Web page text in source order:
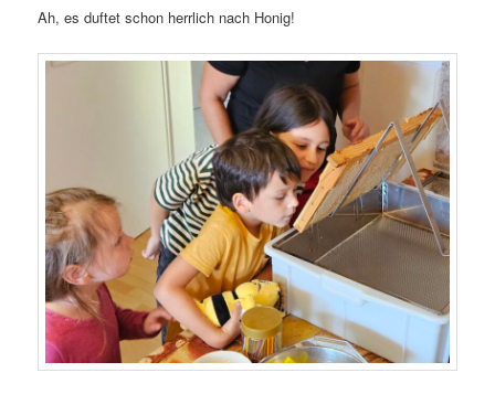
Ah, es duftet schon herrlich nach Honig!